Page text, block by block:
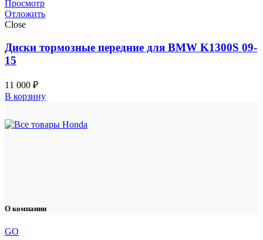
Просмотр
Отложить
Close
Диски тормозные передние для BMW K1300S 09-
15
11 000 ₽
В корзину
О компании
GO